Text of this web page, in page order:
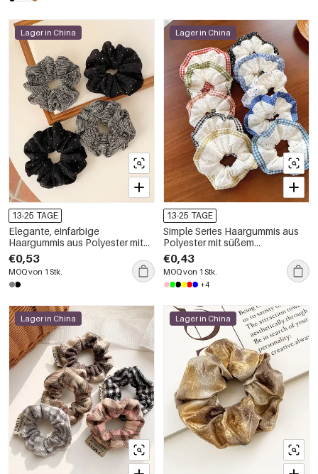
Lager in China
13-25 TAGE
Elegante, einfarbige
Haargummis aus Polyester mit
Strasssteinen – schlichte Serie
€0,53
MOQ von 1 Stk.
Lager in China
13-25 TAGE
Simple Series Haargummis aus
Polyester mit süßem
Blumenmuster, Karomuster und
Polka Dots
€0,43
MOQ von 1 Stk.
+4
Lager in China Lager in China